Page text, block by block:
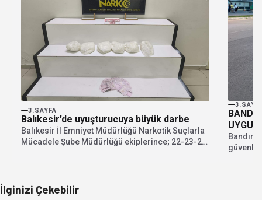
3.SAYFA
Balıkesir’de uyuşturucuya büyük darbe
Balıkesir İl Emniyet Müdürlüğü Narkotik Suçlarla
Mücadele Şube Müdürlüğü ekiplerince; 22-23-24
İlginizi Çekebilir